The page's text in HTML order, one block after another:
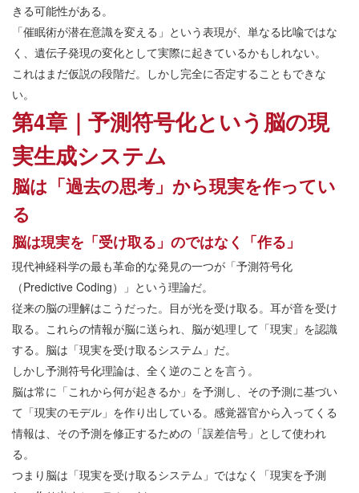
きる可能性がある。
「催眠術が潜在意識を変える」という表現が、単なる比喩ではな
く、遺伝子発現の変化として実際に起きているかもしれない。
これはまだ仮説の段階だ。しかし完全に否定することもできな
い。
第4章｜予測符号化という脳の現
実生成システム
脳は「過去の思考」から現実を作ってい
る
脳は現実を「受け取る」のではなく「作る」
現代神経科学の最も革命的な発見の一つが「予測符号化
（Predictive Coding）」という理論だ。
従来の脳の理解はこうだった。目が光を受け取る。耳が音を受け
取る。これらの情報が脳に送られ、脳が処理して「現実」を認識
する。脳は「現実を受け取るシステム」だ。
しかし予測符号化理論は、全く逆のことを言う。
脳は常に「これから何が起きるか」を予測し、その予測に基づい
て「現実のモデル」を作り出している。感覚器官から入ってくる
情報は、その予測を修正するための「誤差信号」として使われ
る。
つまり脳は「現実を受け取るシステム」ではなく「現実を予測